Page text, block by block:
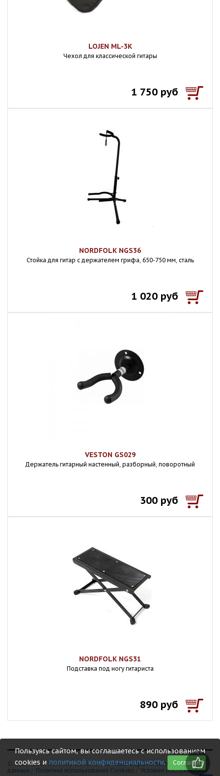
LOJEN ML-3К
Чехол для классической гитары
1 750 руб
NORDFOLK NGS36
Стойка для гитар с держателем грифа, 650-750 мм, сталь
1 020 руб
VESTON GS029
Держатель гитарный настенный, разборный, поворотный
300 руб
NORDFOLK NGS31
Подставка под ногу гитариста
890 руб
© 1999 - 2026 Shamray Guitars /Политика обработки персональных
данных
Политика использования Сookies Условия обслуживания
Пользуясь сайтом, вы соглашаетесь с использованием
cookies и политикой конфиденциальности. Согласен